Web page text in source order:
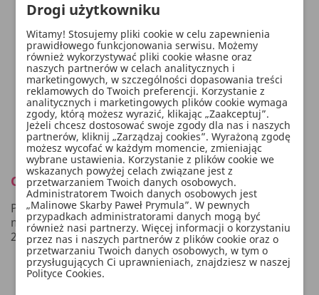
Opis
Pudełko na koperty wykonane z kremowego
metalizowanego papieru, wymiary po złożeniu ok 24 x
24 x 24 cm.
Drogi użytkowniku
Witamy! Stosujemy pliki cookie w celu zapewnienia
prawidłowego funkcjonowania serwisu. Możemy
również wykorzystywać pliki cookie własne oraz
naszych partnerów w celach analitycznych i
marketingowych, w szczególności dopasowania treści
reklamowych do Twoich preferencji. Korzystanie z
analitycznych i marketingowych plików cookie wymaga
zgody, którą możesz wyrazić, klikając „Zaakceptuj”.
Jeżeli chcesz dostosować swoje zgody dla nas i naszych
partnerów, kliknij „Zarządzaj cookies”. Wyrażoną zgodę
możesz wycofać w każdym momencie, zmieniając
wybrane ustawienia. Korzystanie z plików cookie we
wskazanych powyżej celach związane jest z
przetwarzaniem Twoich danych osobowych.
Administratorem Twoich danych osobowych jest
„Malinowe Skarby Paweł Prymula”. W pewnych
przypadkach administratorami danych mogą być
również nasi partnerzy. Więcej informacji o korzystaniu
przez nas i naszych partnerów z plików cookie oraz o
przetwarzaniu Twoich danych osobowych, w tym o
przysługujących Ci uprawnieniach, znajdziesz w naszej
Polityce Cookies.